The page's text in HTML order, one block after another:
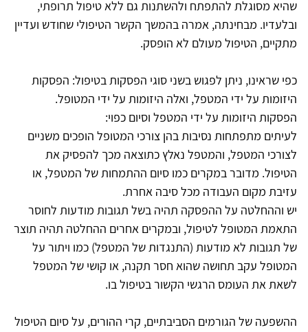
שהיא מסוגלת להתפתח ולהשתנות גם ללא טיפול תרופתי,
ובלעדיו. מבחינתה, אמרה בהמשך הקשר הטיפולי שחודש ועדיין
מתקיים, הטיפול מעולם לא הופסק.
כפי שראינו, ניתן לפגוש בשני סוגי הפסקות בטיפול: הפסקות
היזומות על ידי המטפל, ואלה היזומות על ידי המטופל.
הפסקות היזומות על ידי המטפל וסיום כפוי:
לעיתים מתפתחות נסיבות בהן צורכי המטופל הופכים משניים
לצורכי המטפל, והמטפל נאלץ כתוצאה מכך להפסיק את
הטיפול. מדובר במקרים כמו סיום ההתמחות של המטפל, או
עזיבת מקום העבודה מכל סיבה אחרת.
יש וההחלטה על ההפסקה תהיה בשל תגובות מודעות לחוסר
התאמת המטופל לטיפול, ובמקרים אחרים ההחלטה תהיה תוצר
של תגובות לא מודעות (התנגדות של המטפל) כמו ויתור על
המטופל עקב תחושה שהוא חסר תקנה, או קושי של המטפל
לשאת את העומס הרגשי הקשור בטיפול בו.
ההשפעה של הגורמים הסביבתיים, קרי ההורים, על סיום הטיפול